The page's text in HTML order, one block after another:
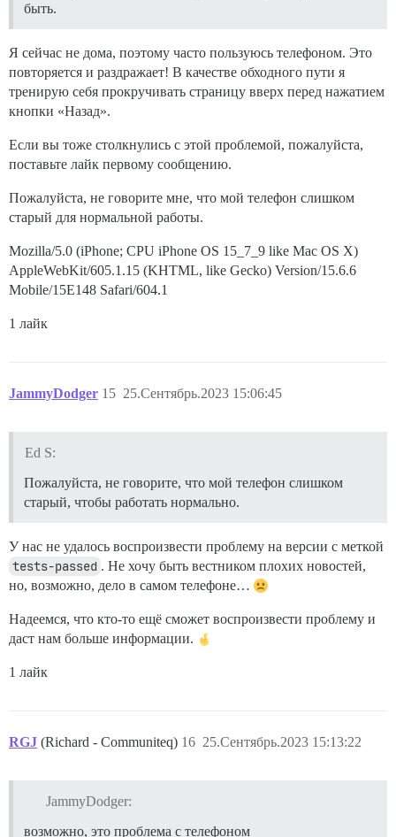
быть.
Я сейчас не дома, поэтому часто пользуюсь телефоном. Это
повторяется и раздражает! В качестве обходного пути я
тренирую себя прокручивать страницу вверх перед нажатием
кнопки «Назад».
Если вы тоже столкнулись с этой проблемой, пожалуйста,
поставьте лайк первому сообщению.
Пожалуйста, не говорите мне, что мой телефон слишком
старый для нормальной работы.
Mozilla/5.0 (iPhone; CPU iPhone OS 15_7_9 like Mac OS X)
AppleWebKit/605.1.15 (KHTML, like Gecko) Version/15.6.6
Mobile/15E148 Safari/604.1
1 лайк
JammyDodger 25.Сентябрь.2023 15:06:45
15
Ed S:
Пожалуйста, не говорите, что мой телефон слишком
старый, чтобы работать нормально.
У нас не удалось воспроизвести проблему на версии с меткой
tests-passed . Не хочу быть вестником плохих новостей,
но, возможно, дело в самом телефоне…
Надеемся, что кто-то ещё сможет воспроизвести проблему и
даст нам больше информации.
1 лайк
RGJ (Richard - Communiteq) 25.Сентябрь.2023 15:13:22
16
JammyDodger:
возможно, это проблема с телефоном